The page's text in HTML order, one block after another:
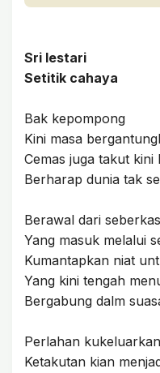
Sri lestari
Setitik cahaya
Bak kepompong
Kini masa
Cemas juga takut kini
Berharap dunia tak
Berawal dari
Yang masuk melalui
Kumantapkan niat
Yang kini tengah
Bergabung dalm
Perlahan
Ketakutan kian